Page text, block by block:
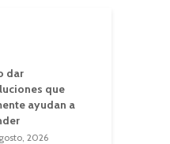
dar
que
ayudan a
2026